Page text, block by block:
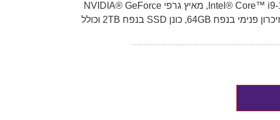
(2560×1600), מעבד Intel® Core™ i9-13900H, מאיץ גרפי NVIDIA® GeForce
RTX™ 4090 Laptop 16GB, זיכרון פנימי בנפח 64GB, כונן SSD בנפח 2TB וכולל